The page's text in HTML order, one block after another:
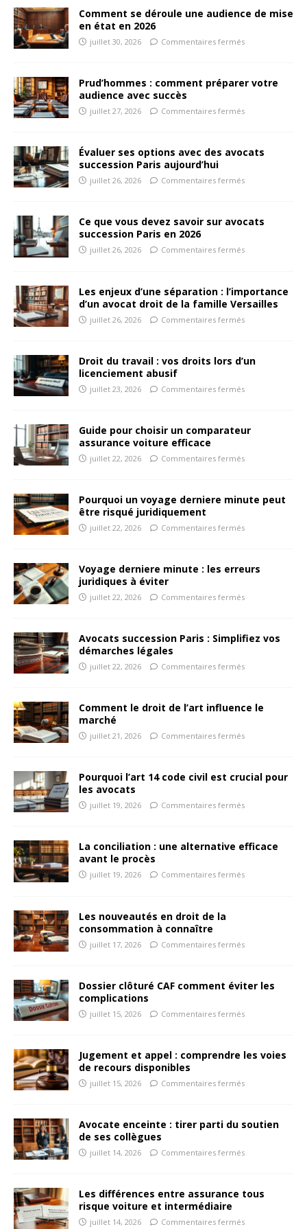
Comment se déroule une audience de mise
en état en 2026
juillet 30, 2026 Commentaires fermés
Prud’hommes : comment préparer votre
audience avec succès
juillet 27, 2026 Commentaires fermés
Évaluer ses options avec des avocats
succession Paris aujourd’hui
juillet 26, 2026 Commentaires fermés
Ce que vous devez savoir sur avocats
succession Paris en 2026
juillet 26, 2026 Commentaires fermés
Les enjeux d’une séparation : l’importance
d’un avocat droit de la famille Versailles
juillet 26, 2026 Commentaires fermés
Droit du travail : vos droits lors d’un
licenciement abusif
juillet 23, 2026 Commentaires fermés
Guide pour choisir un comparateur
assurance voiture efficace
juillet 22, 2026 Commentaires fermés
Pourquoi un voyage derniere minute peut
être risqué juridiquement
juillet 22, 2026 Commentaires fermés
Voyage derniere minute : les erreurs
juridiques à éviter
juillet 22, 2026 Commentaires fermés
Avocats succession Paris : Simplifiez vos
démarches légales
juillet 22, 2026 Commentaires fermés
Comment le droit de l’art influence le
marché
juillet 21, 2026 Commentaires fermés
Pourquoi l’art 14 code civil est crucial pour
les avocats
juillet 19, 2026 Commentaires fermés
La conciliation : une alternative efficace
avant le procès
juillet 19, 2026 Commentaires fermés
Les nouveautés en droit de la
consommation à connaître
juillet 17, 2026 Commentaires fermés
Dossier clôturé CAF comment éviter les
complications
juillet 15, 2026 Commentaires fermés
Jugement et appel : comprendre les voies
de recours disponibles
juillet 15, 2026 Commentaires fermés
Avocate enceinte : tirer parti du soutien
de ses collègues
juillet 14, 2026 Commentaires fermés
Les différences entre assurance tous
risque voiture et intermédiaire
juillet 14, 2026 Commentaires fermés